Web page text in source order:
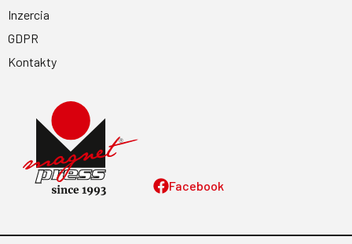
Facebook
Inzercia
GDPR
Kontakty